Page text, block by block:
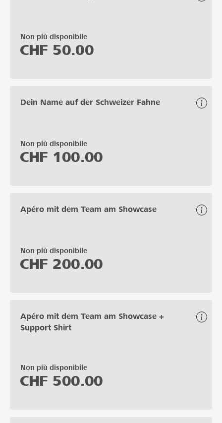
Non più disponibile
CHF 50.00
Dein Name auf der Schweizer Fahne
Non più disponibile
CHF 100.00
Apéro mit dem Team am Showcase
Non più disponibile
CHF 200.00
Apéro mit dem Team am Showcase +
Support Shirt
Non più disponibile
CHF 500.00